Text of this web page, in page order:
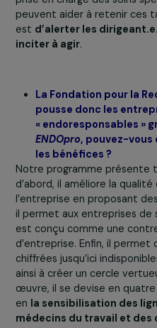
d’entreprise. Quel
Plus de 60 % des
de leur maladie
En effet, il y a des
doivent être prises en
Délégation aux droits
phrase qui l’illustre bien :
stigmatiser ». En effet,
au long de la vie
entraîner un
message de la tribune est
dirigeant.e.s
menstruelle et de
est de mettre en lumière
permettre aux
de l’endométriose , à
réalité de la maladie
comment agir, c’est